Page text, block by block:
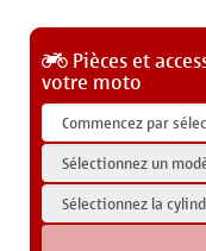
Pièces et
votre moto